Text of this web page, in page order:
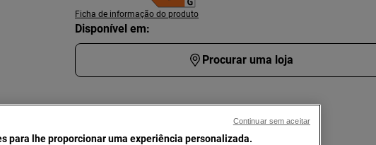
Ficha de informação do produto
Disponível em:
Procurar uma loja
para lhe proporcionar uma experiência personalizada.
Continuar sem aceitar